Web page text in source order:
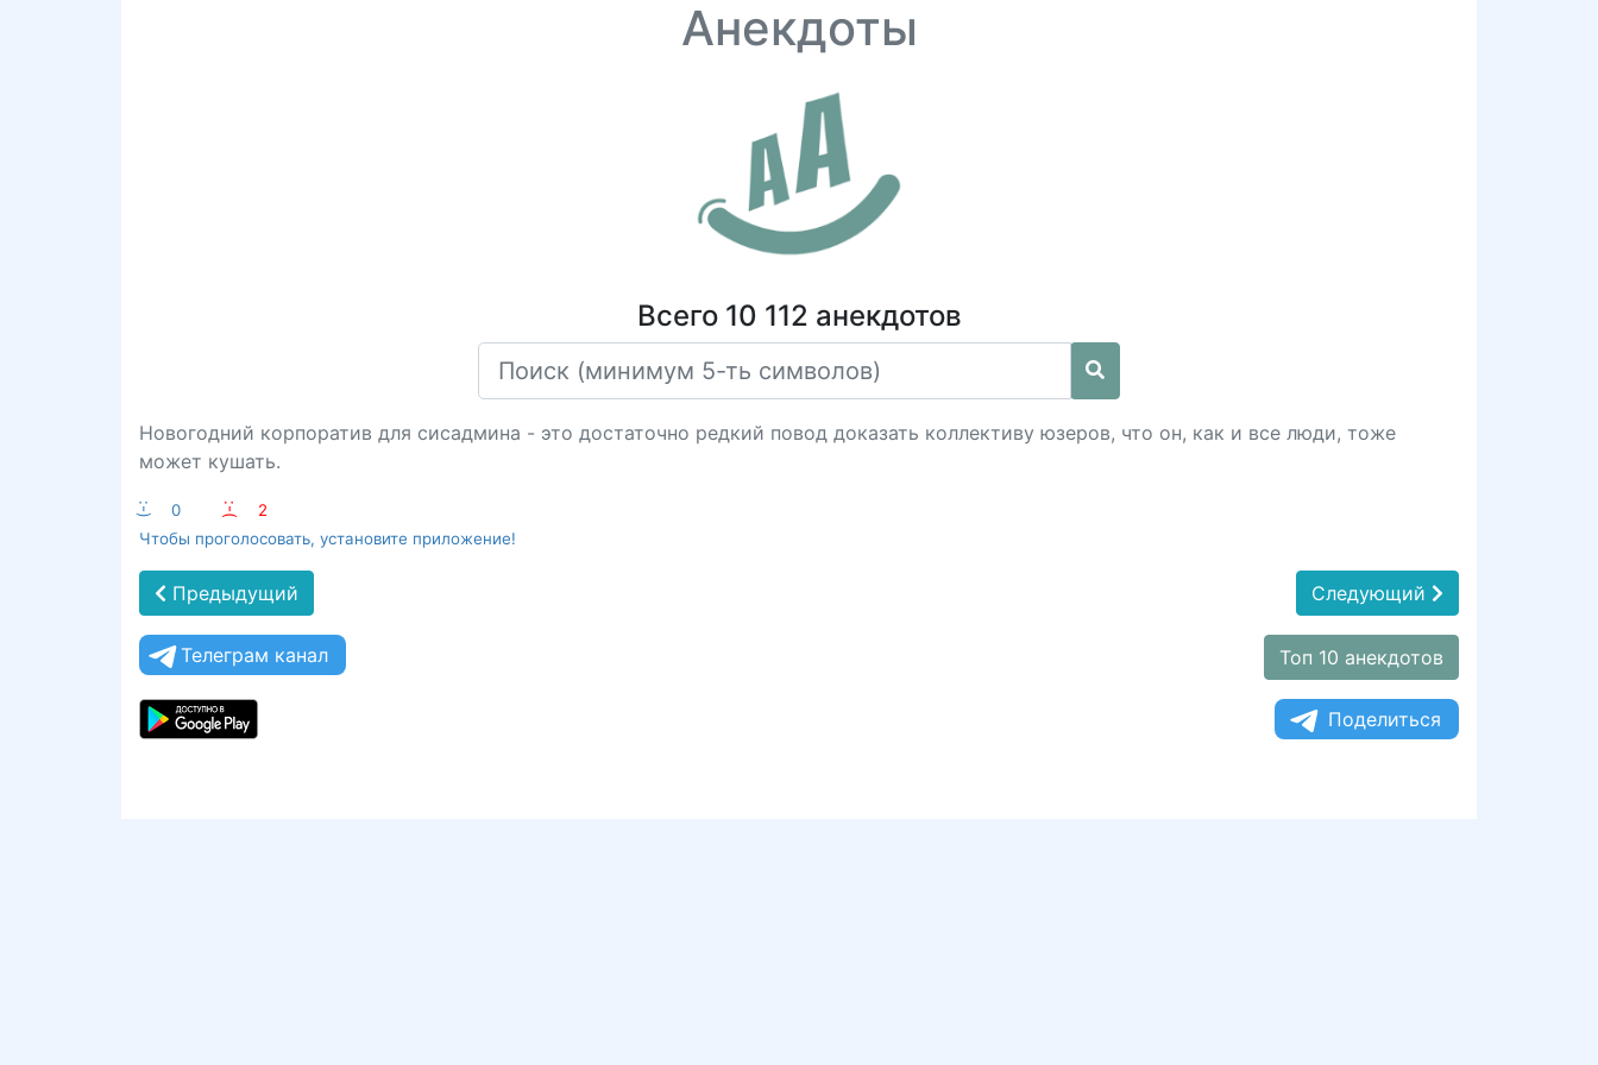
Анекдоты
Всего 10 112 анекдотов
Новогодний корпоратив для сисадмина - это достаточно редкий повод доказать коллективу юзеров, что он, как и все люди, тоже
может кушать.
:-) 0 :-(
2
Чтобы проголосовать, установите приложение!
Предыдущий Следующий
Телеграм канал Топ 10 анекдотов
Поделиться